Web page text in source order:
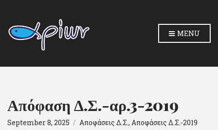
MENU
Απόφαση Δ.Σ.-αρ.3-2019
September 8, 2025 Αποφάσεις Δ.Σ., Αποφάσεις Δ.Σ.-2019